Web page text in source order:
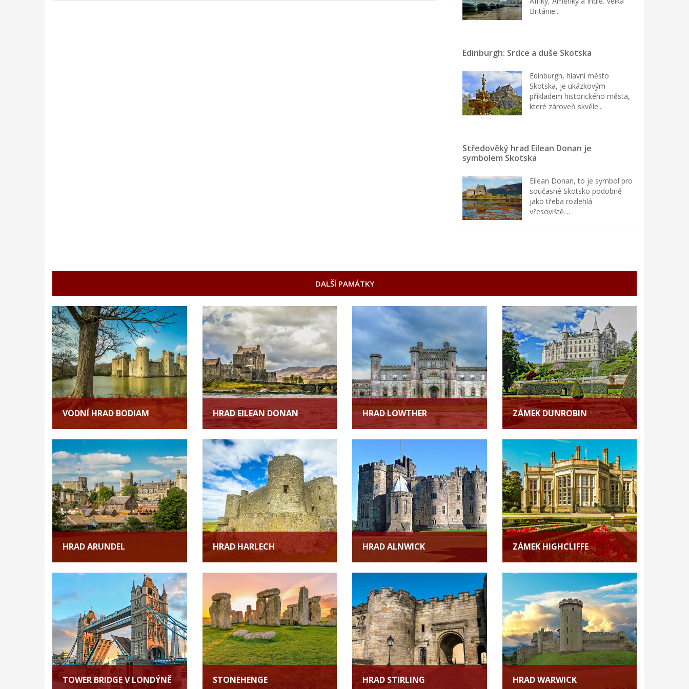
Británie...
Edinburgh: Srdce a duše Skotska
Edinburgh, hlavní město
Skotska, je ukázkovým
příkladem historického města,
které zároveň skvěle...
Středověký hrad Eilean Donan je
symbolem Skotska
Eilean Donan, to je symbol pro
současné Skotsko podobně
jako třeba rozlehlá
vřesoviště....
DALŠÍ PAMÁTKY
VODNÍ HRAD BODIAM HRAD EILEAN DONAN HRAD LOWTHER ZÁMEK DUNROBIN
HRAD ARUNDEL HRAD HARLECH HRAD ALNWICK ZÁMEK HIGHCLIFFE
TOWER BRIDGE V LONDÝNĚ STONEHENGE HRAD STIRLING HRAD WARWICK